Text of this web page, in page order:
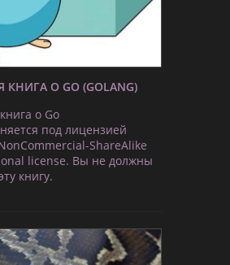
О GO (GOLANG)
о Go
под лицензией
ShareAlike
license. Вы не должны
книгу.